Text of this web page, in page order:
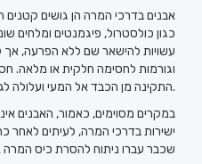
אבנים בדרכי המרה הן גושים קטנים
כגון כולסטרול, פיגמנטים ומלחים
עשויות להישאר שם ללא הפרעה, אך
וגורמות לחסימה חלקית או מלאה.
התקינה מן הכבד אל המעי ועלולה לגרום למגוון תסמינים וסיבוכים.
במקרים מסוימים, כאמור, האבנים
ישירות בדרכי המרה, לעיתים לאחר
שכבר עברו ניתוח להסרת כיס המרה